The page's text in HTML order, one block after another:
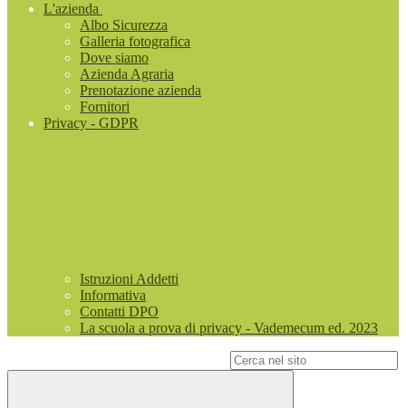
L'azienda
Albo Sicurezza
Galleria fotografica
Dove siamo
Azienda Agraria
Prenotazione azienda
Fornitori
Privacy - GDPR
Istruzioni Addetti
Informativa
Contatti DPO
La scuola a prova di privacy - Vademecum ed. 2023